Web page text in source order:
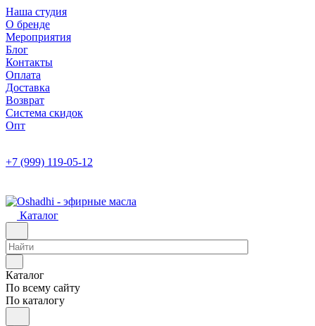
Наша студия
О бренде
Мероприятия
Блог
Контакты
Оплата
Доставка
Возврат
Система скидок
Опт
+7 (999) 119-05-12
Каталог
Каталог
По всему сайту
По каталогу